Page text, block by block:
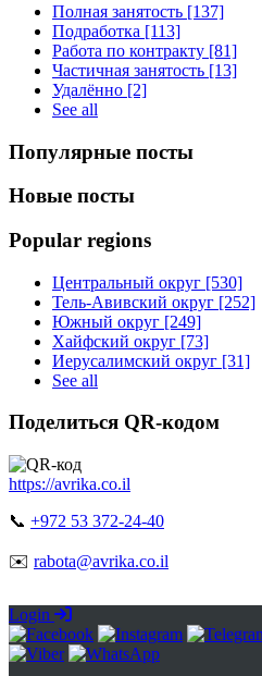
Полная занятость [137]
Подработка [113]
Работа по контракту [81]
Частичная занятость [13]
Удалённо [2]
See all
Популярные посты
Новые посты
Popular regions
Центральный округ [530]
Тель-Авивский округ [252]
Южный округ [249]
Хайфский округ [73]
Иерусалимский округ [31]
See all
Поделиться QR-кодом
https://avrika.co.il
📞 +972 53 372-24-40
✉️ rabota@avrika.co.il
Login